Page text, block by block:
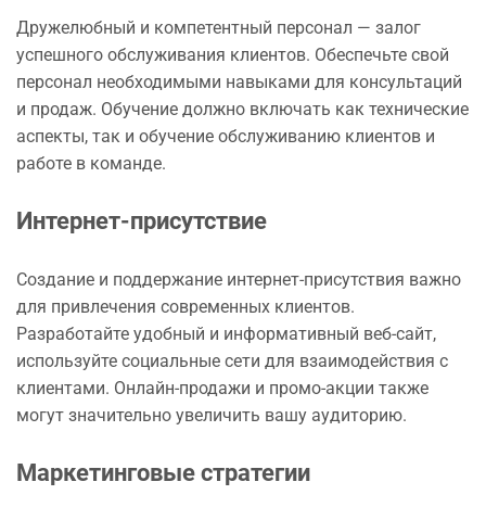
Дружелюбный и компетентный персонал — залог
успешного обслуживания клиентов. Обеспечьте свой
персонал необходимыми навыками для консультаций
и продаж. Обучение должно включать как технические
аспекты, так и обучение обслуживанию клиентов и
работе в команде.
Интернет-присутствие
Создание и поддержание интернет-присутствия важно
для привлечения современных клиентов.
Разработайте удобный и информативный веб-сайт,
используйте социальные сети для взаимодействия с
клиентами. Онлайн-продажи и промо-акции также
могут значительно увеличить вашу аудиторию.
Маркетинговые стратегии